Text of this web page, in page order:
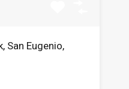
San Eugenio,